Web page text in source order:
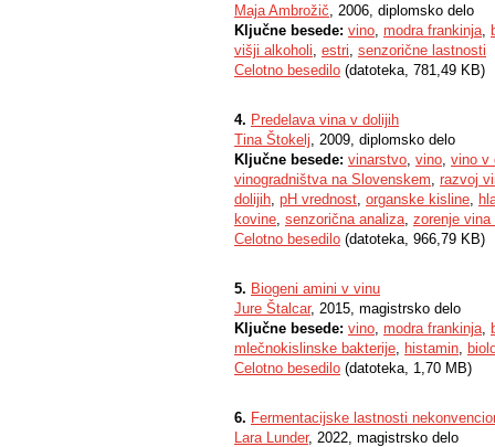
Maja Ambrožič, 2006, diplomsko delo
Ključne besede: vino, modra frankinja,
višji alkoholi, estri, senzorične lastnosti
Celotno besedilo (datoteka, 781,49 KB)
4. Predelava vina v dolijih
Tina Štokelj, 2009, diplomsko delo
Ključne besede: vinarstvo, vino, vino v
vinogradništva na Slovenskem, razvoj
dolijih, pH vrednost, organske kisline,
kovine, senzorična analiza, zorenje vina
Celotno besedilo (datoteka, 966,79 KB)
5. Biogeni amini v vinu
Jure Štalcar, 2015, magistrsko delo
Ključne besede: vino, modra frankinja,
mlečnokislinske bakterije, histamin,
Celotno besedilo (datoteka, 1,70 MB)
6. Fermentacijske lastnosti
Lara Lunder, 2022, magistrsko delo